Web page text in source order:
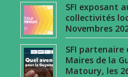
SFI exposant
collectivités
Novembres
SFI partenaire
Maires de la
Matoury, les